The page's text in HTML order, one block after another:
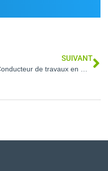
SUIVANT
Conducteur de travaux en menuiserie bois (26)